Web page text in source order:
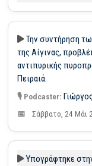
Την συντήρηση
της Αίγινας,
αντιπυρικής
Πειραιά.
Σάββατο, 24 Μάι
Yπογράφτηκε